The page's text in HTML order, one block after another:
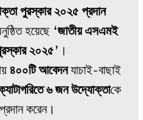
পুরস্কার ২০২৫ প্রদান
হয়েছে ‘জাতীয় এসএমই
২০২৫’ ।
৪০০টি আবেদনযাচাই-বাছাই
৬ জন উদ্যোক্তাকে
করেন।